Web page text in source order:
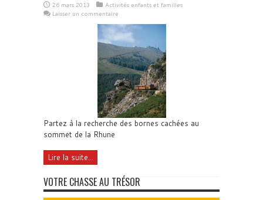
26 mars 2013
Activités enfants et familles
Laisser un commentaire
Partez à la recherche des bornes cachées au
sommet de la Rhune
Lire la suite...
VOTRE CHASSE AU TRÉSOR